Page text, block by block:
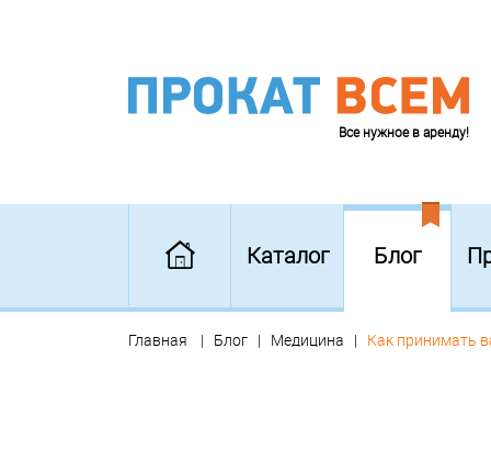
Все нужное в аренду!
Каталог Блог
Главная Блог Медицина Как принимать